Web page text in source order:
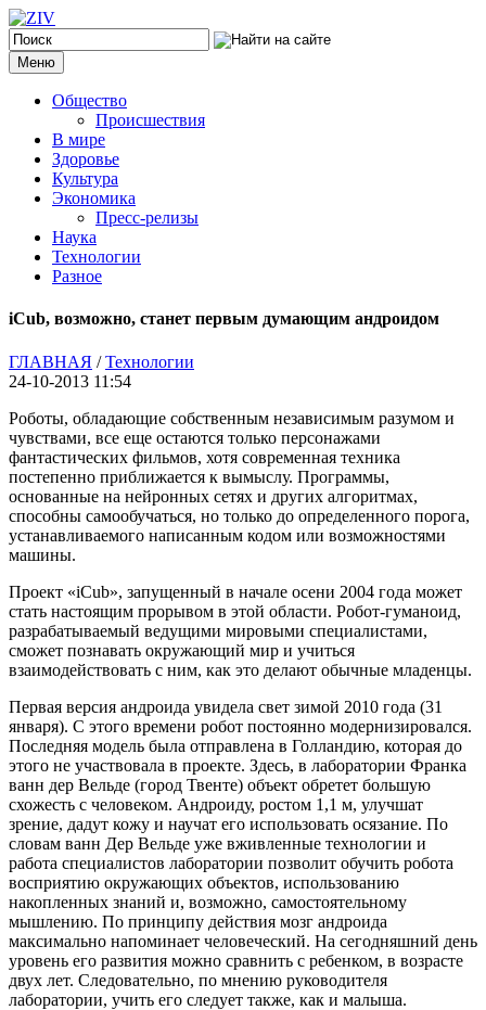
Меню
Общество
Происшествия
В мире
Здоровье
Культура
Экономика
Пресс-релизы
Наука
Технологии
Разное
iCub, возможно, станет первым думающим андроидом
ГЛАВНАЯ /Технологии
24-10-2013 11:54
Роботы, обладающие собственным независимым разумом и
чувствами, все еще остаются только персонажами
фантастических фильмов, хотя современная техника
постепенно приближается к вымыслу. Программы,
основанные на нейронных сетях и других алгоритмах,
способны самообучаться, но только до определенного порога,
устанавливаемого написанным кодом или возможностями
машины.
Проект «iCub», запущенный в начале осени 2004 года может
стать настоящим прорывом в этой области. Робот-гуманоид,
разрабатываемый ведущими мировыми специалистами,
сможет познавать окружающий мир и учиться
взаимодействовать с ним, как это делают обычные младенцы.
Первая версия андроида увидела свет зимой 2010 года (31
января). С этого времени робот постоянно модернизировался.
Последняя модель была отправлена в Голландию, которая до
этого не участвовала в проекте. Здесь, в лаборатории Франка
ванн дер Вельде (город Твенте) объект обретет большую
схожесть с человеком. Андроиду, ростом 1,1 м, улучшат
зрение, дадут кожу и научат его использовать осязание. По
словам ванн Дер Вельде уже вживленные технологии и
работа специалистов лаборатории позволит обучить робота
восприятию окружающих объектов, использованию
накопленных знаний и, возможно, самостоятельному
мышлению. По принципу действия мозг андроида
максимально напоминает человеческий. На сегодняшний день
уровень его развития можно сравнить с ребенком, в возрасте
двух лет. Следовательно, по мнению руководителя
лаборатории, учить его следует также, как и малыша.